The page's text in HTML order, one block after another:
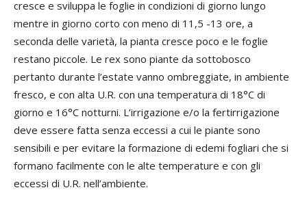
cresce e sviluppa le foglie in condizioni di giorno lungo
mentre in giorno corto con meno di 11,5 -13 ore, a
seconda delle varietà, la pianta cresce poco e le foglie
restano piccole. Le rex sono piante da sottobosco
pertanto durante l’estate vanno ombreggiate, in ambiente
fresco, e con alta U.R. con una temperatura di 18°C di
giorno e 16°C notturni. L’irrigazione e/o la fertirrigazione
deve essere fatta senza eccessi a cui le piante sono
sensibili e per evitare la formazione di edemi fogliari che si
formano facilmente con le alte temperature e con gli
eccessi di U.R. nell’ambiente.